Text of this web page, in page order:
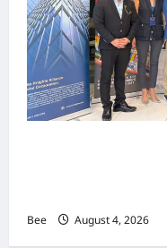
Bee August 4, 2026